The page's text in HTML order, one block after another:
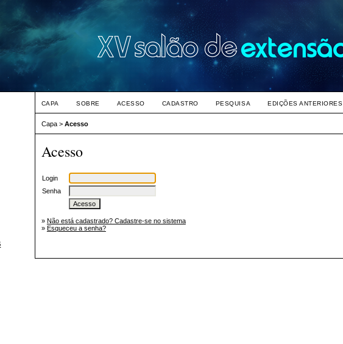
CAPA SOBRE ACESSO CADASTRO PESQUISA EDIÇÕES ANTERIORES
Capa> Acesso
Acesso
Login
Senha
» Não está cadastrado? Cadastre-se no sistema
» Esqueceu a senha?